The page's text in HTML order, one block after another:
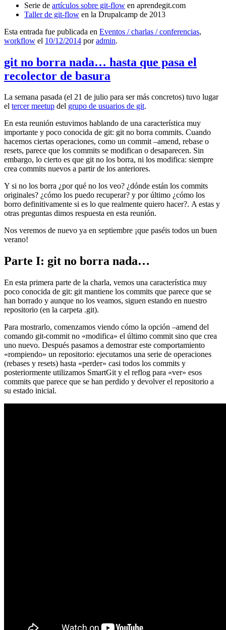
Serie de artículos sobre git-flow en aprendegit.com
Taller de git-flow en la Drupalcamp de 2013
Esta entrada fue publicada en Eventos / charlas / conferencias,
workflow el 10/12/2014 poradmin.
git no borra nada… hasta que pasa el
recolector de basura
La semana pasada (el 21 de julio para ser más concretos) tuvo lugar
el tercer meetup del grupo de usuarios de git.
En esta reunión estuvimos hablando de una característica muy
importante y poco conocida de git: git no borra commits. Cuando
hacemos ciertas operaciones, como un commit –amend, rebase o
resets, parece que los commits se modifican o desaparecen. Sin
embargo, lo cierto es que git no los borra, ni los modifica: siempre
crea commits nuevos a partir de los anteriores.
Y si no los borra ¿por qué no los veo? ¿dónde están los commits
originales? ¿cómo los puedo recuperar? y por último ¿cómo los
borro definitivamente si es lo que realmente quiero hacer?. A estas y
otras preguntas dimos respuesta en esta reunión.
Nos veremos de nuevo ya en septiembre ¡que paséis todos un buen
verano!
Parte I: git no borra nada…
En esta primera parte de la charla, vemos una característica muy
poco conocida de git: git mantiene los commits que parece que se
han borrado y aunque no los veamos, siguen estando en nuestro
repositorio (en la carpeta .git).
Para mostrarlo, comenzamos viendo cómo la opción –amend del
comando git-commit no «modifica» el último commit sino que crea
uno nuevo. Después pasamos a demostrar este comportamiento
«rompiendo» un repositorio: ejecutamos una serie de operaciones
(rebases y resets) hasta «perder» casi todos los commits y
posteriormente utilizamos SmartGit y el reflog para «ver» esos
commits que parece que se han perdido y devolver el repositorio a
su estado inicial.